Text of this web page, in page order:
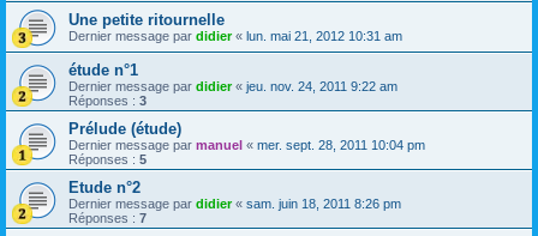
Une petite ritournelle
Dernier message par didier« lun. mai 21, 2012 10:31 am
étude n°1
Dernier message par didier« jeu. nov. 24, 2011 9:22 am
Réponses : 3
Prélude (étude)
Dernier message par manuel « mer. sept. 28, 2011 10:04 pm
Réponses : 5
Etude n°2
Dernier message par didier« sam. juin 18, 2011 8:26 pm
Réponses : 7